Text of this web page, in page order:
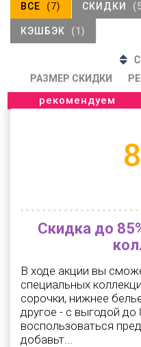
ВСЕ (7) СКИДКИ
КЭШБЭК (1)
РАЗМЕР СКИДКИ
рекомендуем
Скидка до
В ходе акции вы
специальных
сорочки, нижнее
другое - с выгодой до
воспользоваться
добавьт...